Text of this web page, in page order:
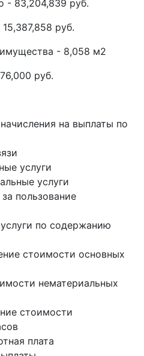
- 83,204,839 руб.
руб.
- 8,058 м2
руб.
на выплаты по
услуги
услуги
пользование
по содержанию
стоимости основных
нематериальных
стоимости
плата